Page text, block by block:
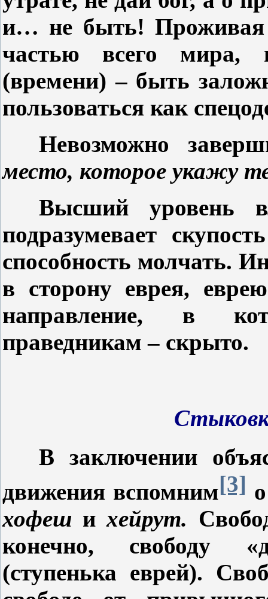
и… не быть! Проживая
частью всего мира,
(времени) – быть
пользоваться как
Невозможно
место, которое укажу
Высший уровень
подразумевает
способность молчать.
в сторону еврея,
направление, в
праведникам – скрыто.
В заключении
движения вспомним[3]
хофеш ихейрут.
конечно, свободу
(ступенька еврей).